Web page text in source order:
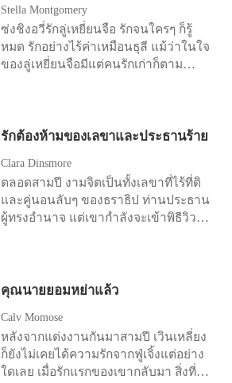
มาทำงานแทนผู้เป็นบิดา ได้เต็มตัวแล้ว
เธอมีเพื่อนที่สนิทคนหนึ่งชื่อ อคิณ เป็น
เจ้าของไร่ชา ที่อยู่ติดกับไร่กาแฟของเธอ
เควิน เตชะวงศ์วรากุล (คุณเค) อายุ 35 ปี
ครับ มีผู้หญิงมาทอดสะพานให้ถึงที่ ผมก็
ต้องเป็นสุภาพบุรุษหน่อยสิครับ จะปล่อย
ผ่านได้ยังไง ผมขึ้นเตียงกับพวกเธออยู่
บ่อยครั้ง แต่ทุกคนผมก็จะตกลงกับพวก
เธอว่าไม่มีการผูกมัดใดๆ ทั้งสิ้น แฟนเห
รอ...ผมไม่คิดจะมีหรอก แค่งานก็ปวดหัว
เพราะเงินของผมทั้งนั้น เวลาที่ผมนอน
กับพวกเธอแต่ละคน ผมไม่ได้เอาฟรีๆ
หรอกนะครับ ผมจ่ายหนักทุกครั้ง ส่วนยัย
เลขาของผมก็งั้นๆ ผมไม่เคยคิดอะไรกับ
เธอ ถึงเธอจะสวย เธอเป็นคนวางตัวดี คน
ดีอย่างผมไม่กินไก่วัดหรอกครับ เธอ
กลายเป็นคนดีแล้ว และสายตาคมกริบ
ดั่งมีด หมอประจำตระกูลวิ่งหนีไปด้วย
ความตกใจอย่างรวดเร็ว สองเดือนต่อมา
หมอประจำตระกูลเข้ามาครองใจคุณฮั่ว
“เฮอะ ๆ ง่ายมาก แต่งงานแล้วได้แถม
จับมือเด็กน้อยที่หน้าตาถอดแบบเจ้าบ่าว
สองคนออกมา！
Stella Montgomery
ซ่งชิงอวี่รักลู่เหยี่ยนจือ รักจนใครๆ ก็รู้
หมด รักอย่างไร้ค่าเหมือนธุลี แม้ว่าในใจ
ของลู่เหยี่ยนจือมีแต่คนรักเก่าก็ตาม
ซ่งชิงอวี่ก็ยังคงขอแต่งงานกับลู่เหยี่
รักเก่ากลับมา ลู่เหยี่ยนจือก็ไม่ปรากฏตัว
ที่ที่ว่าการอำเภอ หลังจากรักลู่เหยี่ยนจื
อมาเจ็ดปี ซ่งชิงอวี่ก็หมดหวังสิ้นเชิง เธอ
ได้บล็อกลู่เหยี่ยนจือแล้วหันหลังออกจาก
จดทะเบียนสมรสกับชายอื่นที่หน้าที่
ไปเลย! ต่อมา ใครๆ ก็มักเห็นคุณลู่ผู้ยิ่ง
ใหญ่ วิ่งตามหลังซ่งชิงอวี่อย่างไร้ศักดิ์ศรี
“ชิงอวี่ ขอโทษนะ ผมผิดไปแล้ว ให้
โอกาสผมอีกครั้งเถอะ!” และสิ่งที่ตอบ
รักต้องห้ามของเลขาและประธานร้าย
Clara Dinsmore
ตลอดสามปี งามจิตเป็นทั้งเลขาที่ไร้ที่ติ
และคู่นอนลับๆ ของธราธิป ท่านประธาน
ผู้ทรงอำนาจ แต่เขากำลังจะเข้าพิธีวิวาห์
ข่มขู่ไม่ให้เธอหนีไปไหนได้ เขาบีบบังคับ
วงโตมาให้ว่าที่เจ้าสาวของเขา และเมื่อ
เธอพยายามดิ้นรนโดยอ้างว่ามีคู่หมั้น
แล้ว ธราธิปก็โกรธจนขาดสติ เขาล็อก
ประตูห้องทำงานและย่ำยีเธออย่างป่า
คุณนายยอมหย่าแล้ว
Calv Momose
หลังจากแต่งงานกันมาสามปี เวินเหลี่ยง
ก็ยังไม่เคยได้ความรักจากฟู่เจิ้งแต่อย่าง
ใดเลย เมื่อรักแรกของเขากลับมา สิ่งที่รอ